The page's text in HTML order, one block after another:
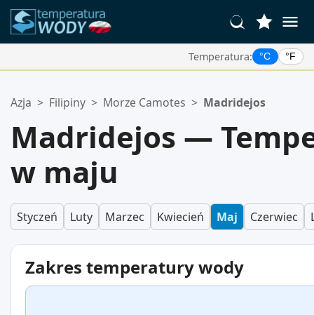
Temperatura: °C °F
Twoja lista ulubionych jest pusta.
Azja > Filipiny > Morze Camotes > Madridejos
Madridejos —
w maju
Styczeń Luty Marzec Kwiecień Maj Czerwiec
Zakres temperatury wody